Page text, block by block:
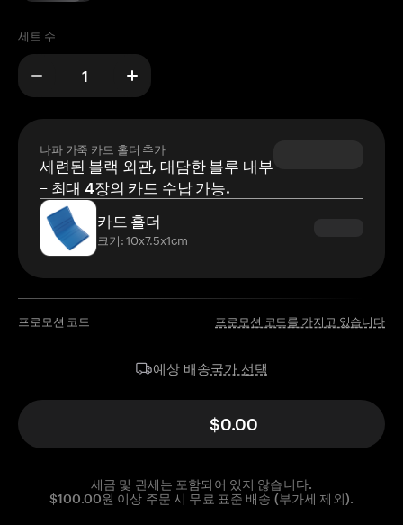
세트 수
나파 가죽 카드 홀더 추가
세련된 블랙 외관, 대담한 블루 내부
– 최대 4장의 카드 수납 가능.
카드 홀더
크기: 10x7.5x1cm
프로모션 코드 프로모션 코드를 가지고 있습니다
예상 배송국가 선택
$0.00
세금 및 관세는 포함되어 있지 않습니다.
$100.00원 이상 주문 시 무료 표준 배송 (부가세 제외).